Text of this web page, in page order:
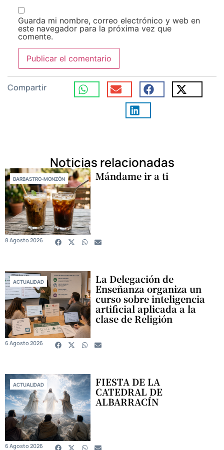
Guarda mi nombre, correo electrónico y web en
este navegador para la próxima vez que
comente.
Compartir
Noticias relacionadas
BARBASTRO-MONZÓN Mándame ir a ti
8 Agosto 2026
ACTUALIDAD La Delegación de
Enseñanza organiza un
curso sobre inteligencia
artificial aplicada a la
clase de Religión
6 Agosto 2026
ACTUALIDAD FIESTA DE LA
CATEDRAL DE
ALBARRACÍN
6 Agosto 2026